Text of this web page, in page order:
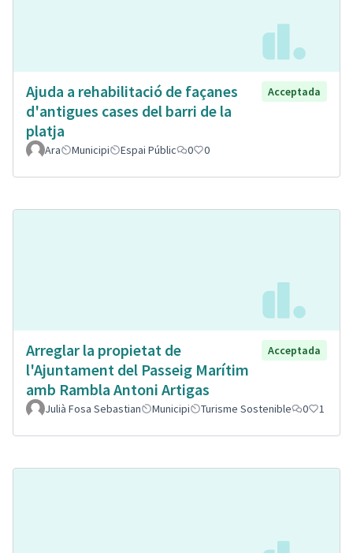
Ajuda a rehabilitació de façanes
d'antigues cases del barri de la
platja
Acceptada
Ara Municipi Espai Públic 0 0
Arreglar la propietat de
l'Ajuntament del Passeig Marítim
amb Rambla Antoni Artigas
Acceptada
Julià Fosa Sebastian Municipi Turisme Sostenible 0 1